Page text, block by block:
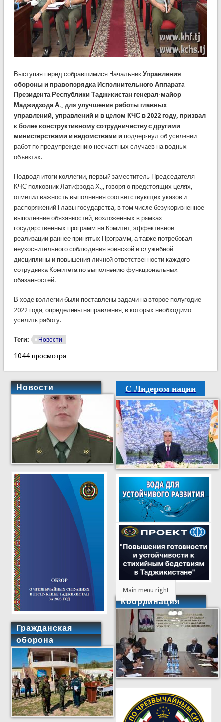
Выступая перед собравшимися НачальникУправления
обороны и правопорядка Исполнительного Аппарата
Президента Республики Таджикистан генерал-майор
Маджидзода А., для улучшения работы главных
управлений, управлений и в целом КЧС в 2022 году, призвал
к более конструктивному сотрудничеству с другими
министерствами и ведомствами и подчеркнул об усилении
работ по предупреждению несчастных случаев на водных
объектах.
Подводя итоги коллегии, первый заместитель Председателя
КЧС полковник Латифзода Х.,, говоря о предстоящих целях,
отметил важность выполнения соответствующих указов и
распоряжений Главы государства, в том числе безукоризненное
выполнение обязанностей, возложенных в рамках
государственных программ на Комитет, эффективной
реализации раннее принятых Программ, а также потребовал
неукоснительного соблюдения воинской и служебной
дисциплины и повышения личной ответственности каждого
сотрудника Комитета по выполнению функциональных
обязанностей.
В ходе коллегии были поставлены задачи на второе полугодие
2022 года, определены направления, в которых необходимо
усилить работу.
Теги: Новости
1044 просмотра
Новости
Гражданская
оборона
С Лидером нации
Main menu right
Координация